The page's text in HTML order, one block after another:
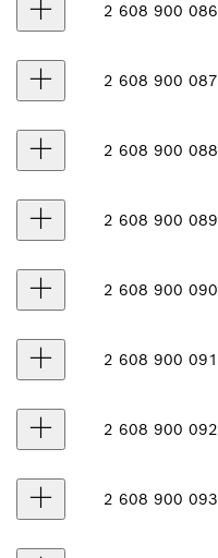
2 608 900 086
2 608 900 087
2 608 900 088
2 608 900 089
2 608 900 090
2 608 900 091
2 608 900 092
2 608 900 093